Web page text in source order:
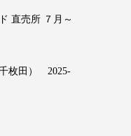
直売所 ７月～
枚田） 2025-